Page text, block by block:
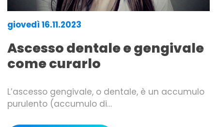
giovedì 16.11.2023
Ascesso dentale e gengivale
come curarlo
L’ascesso gengivale, o dentale, è un accumulo
purulento (accumulo di…